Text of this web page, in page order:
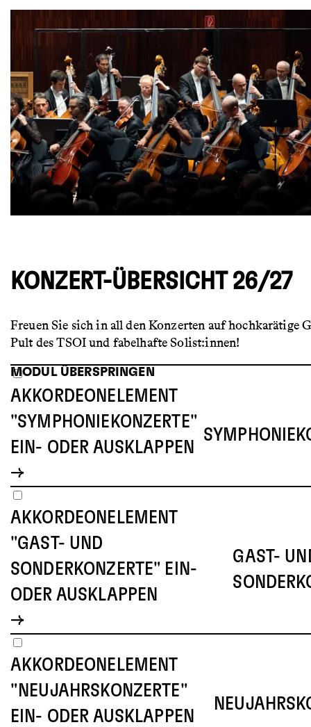
KONZERT-ÜBERSICHT 26/27
Freuen Sie sich in all den Konzerten auf hochkarätige
Pult des TSOI und fabelhafte Solist:innen!
MODUL ÜBERSPRINGEN
AKKORDEONELEMENT
"SYMPHONIEKONZERTE"
EIN- ODER AUSKLAPPEN
GAST-
AKKORDEONELEMENT
"GAST- UND
SONDERKONZERTE" EIN-
ODER AUSKLAPPEN
AKKORDEONELEMENT
"NEUJAHRSKONZERTE"
EIN- ODER AUSKLAPPEN